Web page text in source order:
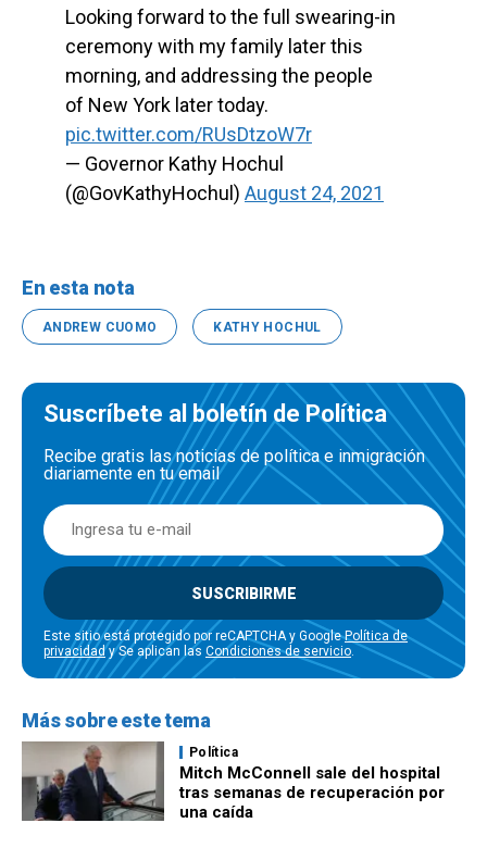
Looking forward to the full swearing-in
ceremony with my family later this
morning, and addressing the people
of New York later today.
pic.twitter.com/RUsDtzoW7r
— Governor Kathy Hochul
(@GovKathyHochul) August 24, 2021
En esta nota
ANDREW CUOMO KATHY HOCHUL
Suscríbete al boletín de Política
Recibe gratis las noticias de política e inmigración
diariamente en tu email
SUSCRIBIRME
Este sitio está protegido por reCAPTCHA y GooglePolítica de
privacidady Se aplican las Condiciones de servicio.
Más sobre este tema
Política
Mitch McConnell sale del hospital
tras semanas de recuperación por
una caída